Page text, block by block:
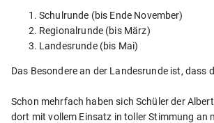
Schulrunde (bis Ende November)
Regionalrunde (bis März)
Landesrunde (bis Mai)
Das Besondere an der Landesrunde ist, dass
Schon mehrfach haben sich Schüler der
dort mit vollem Einsatz in toller Stimmung an